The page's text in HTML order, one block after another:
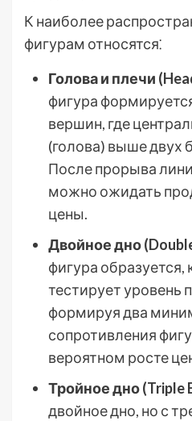
К наиболее
фигурам относятся⁚
Голова и плечи
фигура
вершин, где
(голова) выше двух
После прорыва
можно ожидать
цены.
Двойное дно
фигура
тестирует уровень
формируя два
сопротивления
вероятном росте
Тройное дно (Triple
двойное дно, но с